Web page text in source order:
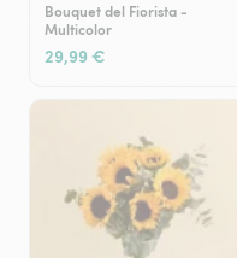
Bouquet del Fiorista -
Multicolor
29,99 €